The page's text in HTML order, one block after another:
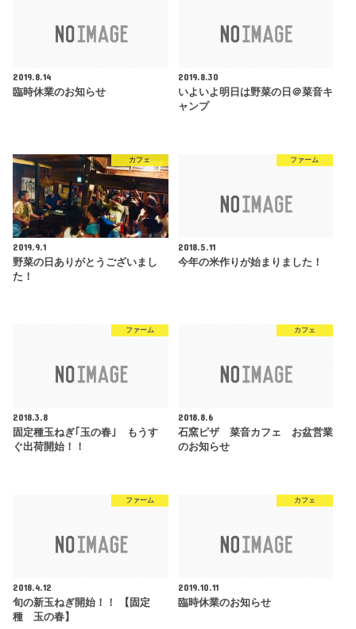
2019.8.14
臨時休業のお知らせ
2019.8.30
いよいよ明日は野菜の日＠菜音キ
ャンプ
カフェ
2019.9.1
野菜の日ありがとうございまし
た！
ファーム
2018.5.11
今年の米作りが始まりました！
ファーム
2018.3.8
固定種玉ねぎ｢玉の春｣ もうす
ぐ出荷開始！！
カフェ
2018.8.6
石窯ピザ 菜音カフェ お盆営業
のお知らせ
ファーム
2018.4.12
旬の新玉ねぎ開始！！ 【固定
種 玉の春】
カフェ
2019.10.11
臨時休業のお知らせ